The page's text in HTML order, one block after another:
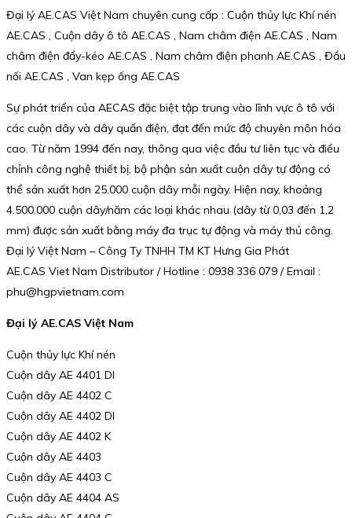
Đại lý AE.CAS Việt Nam chuyên cung cấp : Cuộn thủy lực Khí nén
AE.CAS , Cuộn dây ô tô AE.CAS , Nam châm điện AE.CAS , Nam
châm điện đẩy-kéo AE.CAS , Nam châm điện phanh AE.CAS , Đầu
nối AE.CAS , Van kẹp ống AE.CAS
Sự phát triển của AECAS đặc biệt tập trung vào lĩnh vực ô tô với
các cuộn dây và dây quấn điện, đạt đến mức độ chuyên môn hóa
cao. Từ năm 1994 đến nay, thông qua việc đầu tư liên tục và điều
chỉnh công nghệ thiết bị, bộ phận sản xuất cuộn dây tự động có
thể sản xuất hơn 25.000 cuộn dây mỗi ngày. Hiện nay, khoảng
4.500.000 cuộn dây/năm các loại khác nhau (dây từ 0,03 đến 1,2
mm) được sản xuất bằng máy đa trục tự động và máy thủ công.
Đại lý Việt Nam – Công Ty TNHH TM KT Hưng Gia Phát
AE.CAS Viet Nam Distributor / Hotline : 0938 336 079 / Email :
phu@hgpvietnam.com
Đại lý AE.CAS Việt Nam
Cuộn thủy lực Khí nén
Cuộn dây AE 4401 DI
Cuộn dây AE 4402 C
Cuộn dây AE 4402 DI
Cuộn dây AE 4402 K
Cuộn dây AE 4403
Cuộn dây AE 4403 C
Cuộn dây AE 4404 AS